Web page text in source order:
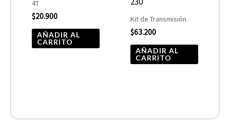
4T
$20.900
AÑADIR AL
CARRITO
Kit de Transmisión
$63.200
AÑADIR AL
CARRITO